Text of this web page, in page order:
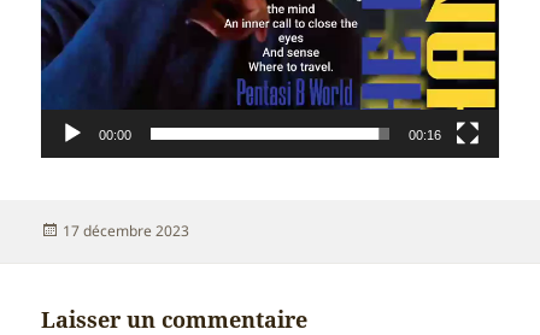
00:00 00:16
Publié
17 décembre 2023
Laisser un commentaire